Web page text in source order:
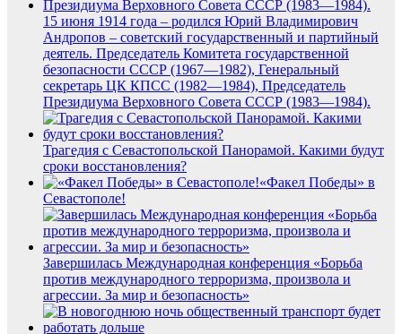
15 июня 1914 года – родился Юрий Владимирович
Андропов – советский государственный и партийный
деятель. Председатель Комитета государственной
безопасности СССР (1967—1982), Генеральный
секретарь ЦК КПСС (1982—1984), Председатель
Президиума Верховного Совета СССР (1983—1984).
Трагедия с Севастопольской Панорамой. Какими будут
сроки восстановления?
«Факел Победы» в
Севастополе!
Завершилась Международная конференция «Борьба
против международного терроризма, произвола и
агрессии. За мир и безопасность»